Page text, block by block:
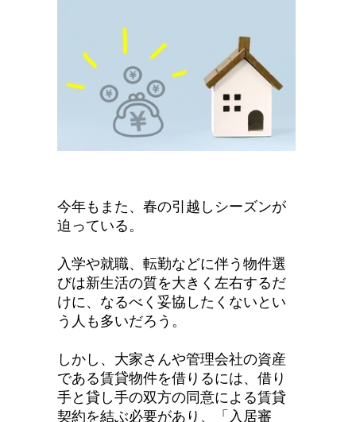
今年もまた、春の引越しシーズンが
迫っている。
入学や就職、転勤などに伴う物件選
びは新生活の質を大きく左右するだ
けに、なるべく妥協したくないとい
う人も多いだろう。
しかし、大家さんや管理会社の資産
である賃貸物件を借りるには、借り
手と貸し手の双方の同意による賃貸
契約を結ぶ必要があり、「 入居審